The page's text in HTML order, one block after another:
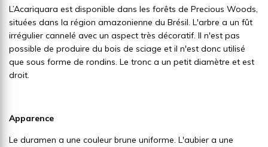
L’Acariquara est disponible dans les forêts de Precious Woods,
situées dans la région amazonienne du Brésil. L'arbre a un fût
irrégulier cannelé avec un aspect très décoratif. Il n'est pas
possible de produire du bois de sciage et il n'est donc utilisé
que sous forme de rondins. Le tronc a un petit diamètre et est
droit.
Apparence
Le duramen a une couleur brune uniforme. L'aubier a une